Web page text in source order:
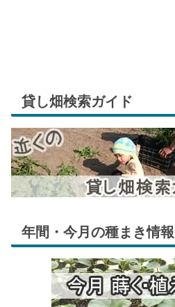
貸し畑検索ガイド
年間・今月の種まき情報